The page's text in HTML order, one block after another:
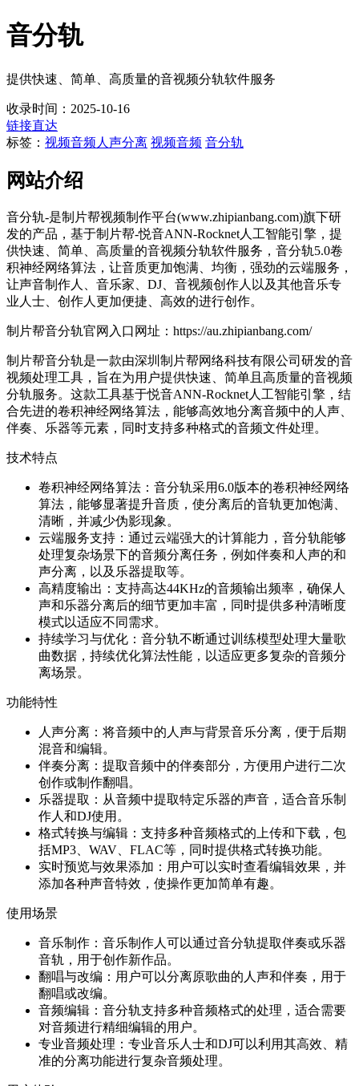
音分轨
提供快速、简单、高质量的音视频分轨软件服务
收录时间：2025-10-16
链接直达
标签： 视频音频 人声分离 视频音频 音分轨
网站介绍
音分轨-是制片帮视频制作平台(www.zhipianbang.com)旗下研
发的产品，基于制片帮-悦音ANN-Rocknet人工智能引擎，提
供快速、简单、高质量的音视频分轨软件服务，音分轨5.0卷
积神经网络算法，让音质更加饱满、均衡，强劲的云端服务，
让声音制作人、音乐家、DJ、音视频创作人以及其他音乐专
业人士、创作人更加便捷、高效的进行创作。
制片帮音分轨官网入口网址：https://au.zhipianbang.com/
制片帮音分轨是一款由深圳制片帮网络科技有限公司研发的音
视频处理工具，旨在为用户提供快速、简单且高质量的音视频
分轨服务。这款工具基于悦音ANN-Rocknet人工智能引擎，结
合先进的卷积神经网络算法，能够高效地分离音频中的人声、
伴奏、乐器等元素，同时支持多种格式的音频文件处理。
技术特点
卷积神经网络算法：音分轨采用6.0版本的卷积神经网络
算法，能够显著提升音质，使分离后的音轨更加饱满、
清晰，并减少伪影现象。
云端服务支持：通过云端强大的计算能力，音分轨能够
处理复杂场景下的音频分离任务，例如伴奏和人声的和
声分离，以及乐器提取等。
高精度输出：支持高达44KHz的音频输出频率，确保人
声和乐器分离后的细节更加丰富，同时提供多种清晰度
模式以适应不同需求。
持续学习与优化：音分轨不断通过训练模型处理大量歌
曲数据，持续优化算法性能，以适应更多复杂的音频分
离场景。
功能特性
人声分离：将音频中的人声与背景音乐分离，便于后期
混音和编辑。
伴奏分离：提取音频中的伴奏部分，方便用户进行二次
创作或制作翻唱。
乐器提取：从音频中提取特定乐器的声音，适合音乐制
作人和DJ使用。
格式转换与编辑：支持多种音频格式的上传和下载，包
括MP3、WAV、FLAC等，同时提供格式转换功能。
实时预览与效果添加：用户可以实时查看编辑效果，并
添加各种声音特效，使操作更加简单有趣。
使用场景
音乐制作：音乐制作人可以通过音分轨提取伴奏或乐器
音轨，用于创作新作品。
翻唱与改编：用户可以分离原歌曲的人声和伴奏，用于
翻唱或改编。
音频编辑：音分轨支持多种音频格式的处理，适合需要
对音频进行精细编辑的用户。
专业音频处理：专业音乐人士和DJ可以利用其高效、精
准的分离功能进行复杂音频处理。